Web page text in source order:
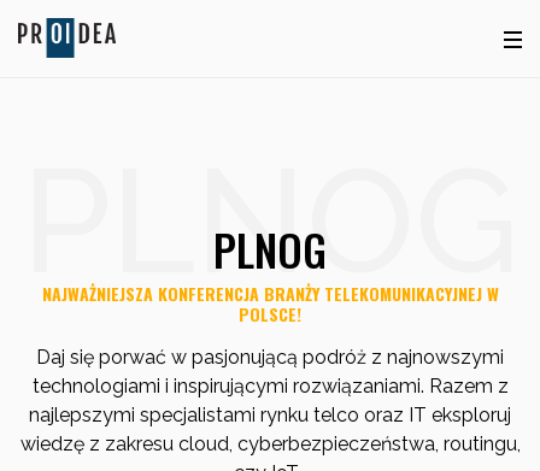
PLNOG
PLNOG
NAJWAŻNIEJSZA KONFERENCJA BRANŻY TELEKOMUNIKACYJNEJ W
POLSCE!
Daj się porwać w pasjonującą podróż z najnowszymi
technologiami i inspirującymi rozwiązaniami. Razem z
najlepszymi specjalistami rynku telco oraz IT eksploruj
wiedzę z zakresu cloud, cyberbezpieczeństwa, routingu,